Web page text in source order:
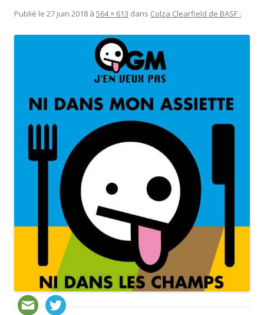
Publié le 27 juin 2018 à 564 × 613 dans Colza Clearfield de BASF :.